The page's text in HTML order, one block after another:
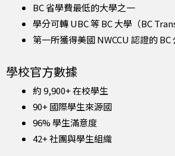
BC 省學費最低的大學之一
學分可轉 UBC 等 BC 大學（BC
第一所獲得美國 NWCCU 認證的 BC
學校官方數據
約 9,900+ 在校學生
90+ 國際學生來源國
96% 學生滿意度
42+ 社團與學生組織